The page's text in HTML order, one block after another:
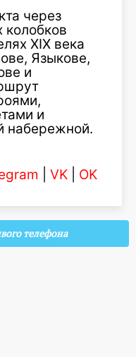
через
колобков
XIX века
Языкове,
и
и
набережной.
VK OK
телефона